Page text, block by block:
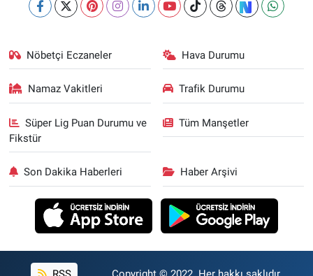
Nöbetçi Eczaneler Hava Durumu
Namaz Vakitleri Trafik Durumu
Süper Lig Puan Durumu ve
Fikstür
Tüm Manşetler
Son Dakika Haberleri Haber Arşivi